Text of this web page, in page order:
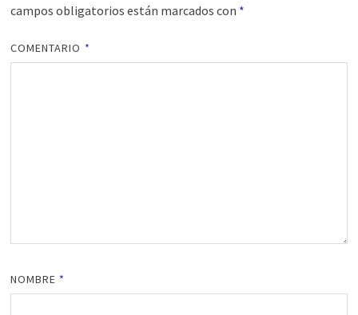
campos obligatorios están marcados con *
COMENTARIO *
NOMBRE *